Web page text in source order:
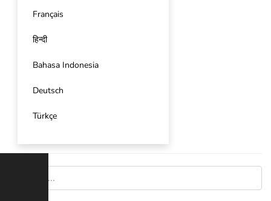
Français
हिन्दी
Bahasa Indonesia
Deutsch
Türkçe